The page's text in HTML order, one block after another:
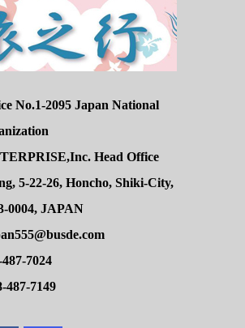
No.1-2095 Japan National
Head Office
5-22-26, Honcho, Shiki-City,
0004, JAPAN
7024
487-7149